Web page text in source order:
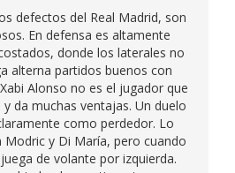
defectos del Real Madrid, son
En defensa es altamente
donde los laterales no
alterna partidos buenos con
Alonso no es el jugador que
da muchas ventajas. Un duelo
como perdedor. Lo
y Di María, pero cuando
de volante por izquierda.